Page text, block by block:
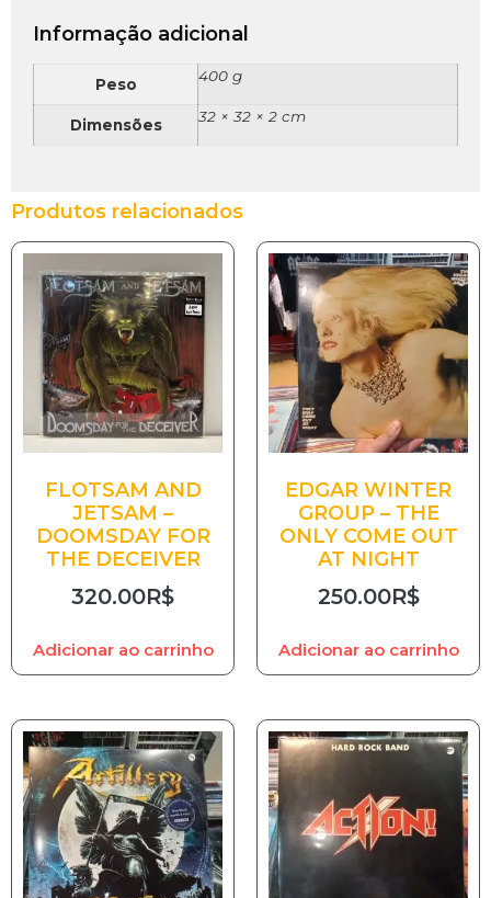
Informação adicional
Peso 400 g
Dimensões 32 × 32 × 2 cm
Produtos relacionados
FLOTSAM AND
JETSAM –
DOOMSDAY FOR
THE DECEIVER
320.00R$
Adicionar ao carrinho
EDGAR WINTER
GROUP – THE
ONLY COME OUT
AT NIGHT
250.00R$
Adicionar ao carrinho